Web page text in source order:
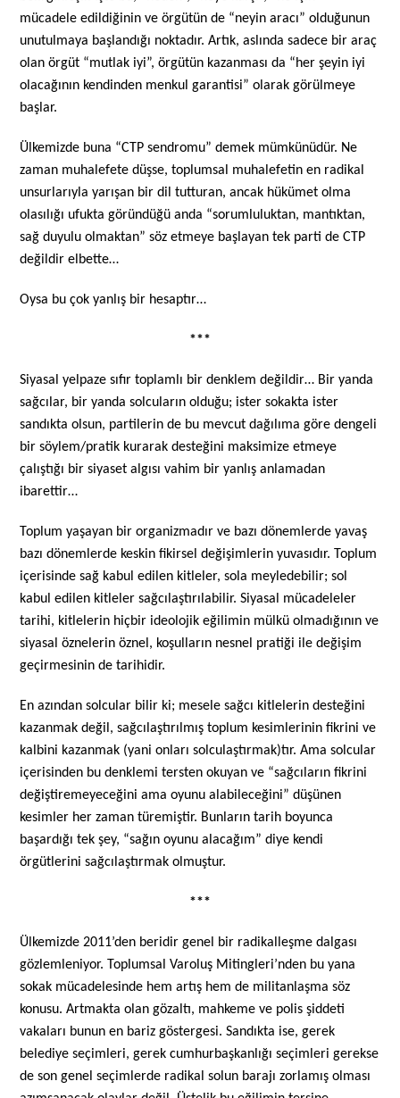
mücadele edildiğinin ve örgütün de “neyin aracı” olduğunun
unutulmaya başlandığı noktadır. Artık, aslında sadece bir araç
olan örgüt “mutlak iyi”, örgütün kazanması da “her şeyin iyi
olacağının kendinden menkul garantisi” olarak görülmeye
başlar.
Ülkemizde buna “CTP sendromu” demek mümkünüdür. Ne
zaman muhalefete düşse, toplumsal muhalefetin en radikal
unsurlarıyla yarışan bir dil tutturan, ancak hükümet olma
olasılığı ufukta göründüğü anda “sorumluluktan, mantıktan,
sağ duyulu olmaktan” söz etmeye başlayan tek parti de CTP
değildir elbette…
Oysa bu çok yanlış bir hesaptır…
***
Siyasal yelpaze sıfır toplamlı bir denklem değildir… Bir yanda
sağcılar, bir yanda solcuların olduğu; ister sokakta ister
sandıkta olsun, partilerin de bu mevcut dağılıma göre dengeli
bir söylem/pratik kurarak desteğini maksimize etmeye
çalıştığı bir siyaset algısı vahim bir yanlış anlamadan
ibarettir…
Toplum yaşayan bir organizmadır ve bazı dönemlerde yavaş
bazı dönemlerde keskin fikirsel değişimlerin yuvasıdır. Toplum
içerisinde sağ kabul edilen kitleler, sola meyledebilir; sol
kabul edilen kitleler sağcılaştırılabilir. Siyasal mücadeleler
tarihi, kitlelerin hiçbir ideolojik eğilimin mülkü olmadığının ve
siyasal öznelerin öznel, koşulların nesnel pratiği ile değişim
geçirmesinin de tarihidir.
En azından solcular bilir ki; mesele sağcı kitlelerin desteğini
kazanmak değil, sağcılaştırılmış toplum kesimlerinin fikrini ve
kalbini kazanmak (yani onları solculaştırmak)tır. Ama solcular
içerisinden bu denklemi tersten okuyan ve “sağcıların fikrini
değiştiremeyeceğini ama oyunu alabileceğini” düşünen
kesimler her zaman türemiştir. Bunların tarih boyunca
başardığı tek şey, “sağın oyunu alacağım” diye kendi
örgütlerini sağcılaştırmak olmuştur.
***
Ülkemizde 2011’den beridir genel bir radikalleşme dalgası
gözlemleniyor. Toplumsal Varoluş Mitingleri’nden bu yana
sokak mücadelesinde hem artış hem de militanlaşma söz
konusu. Artmakta olan gözaltı, mahkeme ve polis şiddeti
vakaları bunun en bariz göstergesi. Sandıkta ise, gerek
belediye seçimleri, gerek cumhurbaşkanlığı seçimleri gerekse
de son genel seçimlerde radikal solun barajı zorlamış olması